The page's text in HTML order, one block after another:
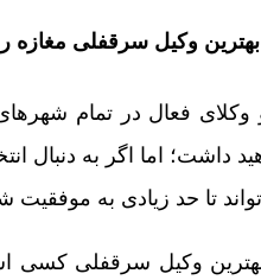
وکیل سرقفلی مغازه
وکلای فعال در تمام
داشت؛ اما اگر به دنبال
تا حد زیادی به موفقیت
وکیل سرقفلی کسی